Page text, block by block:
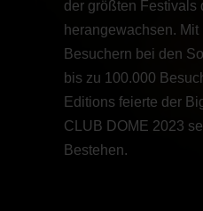
der größten Festivals
herangewachsen. Mit
Besuchern bei den
bis zu 100.000
Editions feierte der
CLUB DOME 2023
Bestehen.